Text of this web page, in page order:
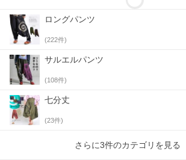
ロングパンツ
(222件)
サルエルパンツ
(108件)
七分丈
(23件)
さらに3件のカテゴリを見る